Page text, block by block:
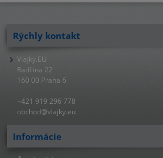
Rýchly kontakt
Vlajky.EU
Radčina 22
160 00 Praha 6
+421 919 296 778
obchod@vlajky.eu
Informácie